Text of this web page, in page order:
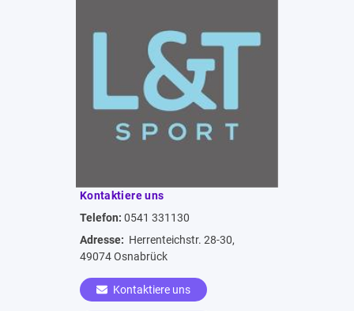
Kontaktiere uns
Telefon: 0541 331130
Adresse: Herrenteichstr. 28-30,
49074 Osnabrück
Kontaktiere uns